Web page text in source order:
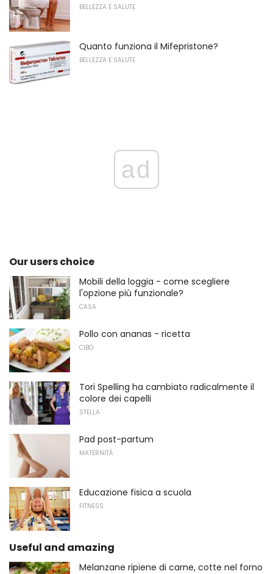
BELLEZZA E SALUTE
Quanto funziona il Mifepristone?
BELLEZZA E SALUTE
ad
Our users choice
Mobili della loggia - come scegliere
l'opzione più funzionale?
CASA
Pollo con ananas - ricetta
CIBO
Tori Spelling ha cambiato radicalmente il
colore dei capelli
STELLA
Pad post-partum
MATERNITÀ
Educazione fisica a scuola
FITNESS
Useful and amazing
Melanzane ripiene di carne, cotte nel forno